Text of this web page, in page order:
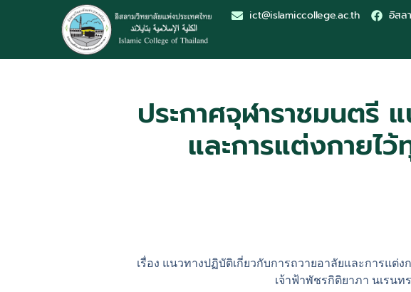
ict@islamiccollege.ac.th อิสล
ประกาศจุฬาราชมนตรี
และการแต่งกายไ
เรื่อง แนวทางปฏิบัติเกี่ยวกับการถวายอาลัยและการแ
เจ้าฟ้าพัชรกิติยาภา นเรน